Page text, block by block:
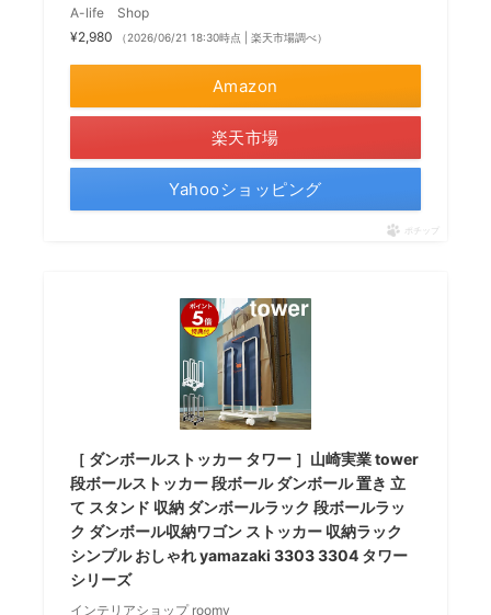
A-life Shop
¥2,980
（2026/06/21 18:30時点 | 楽天市場調べ）
Amazon
楽天市場
Yahooショッピング
ポチップ
［ ダンボールストッカー タワー ］山崎実業 tower
段ボールストッカー 段ボール ダンボール 置き 立
て スタンド 収納 ダンボールラック 段ボールラッ
ク ダンボール収納ワゴン ストッカー 収納ラック
シンプル おしゃれ yamazaki 3303 3304 タワー
シリーズ
インテリアショップ roomy